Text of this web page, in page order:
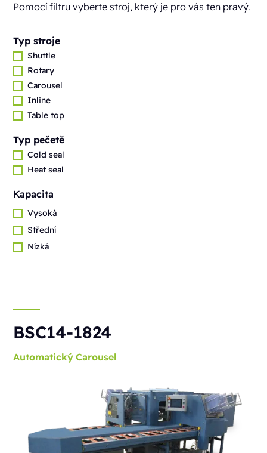
Pomocí filtru vyberte stroj, který je pro vás ten pravý.
Typ stroje
Shuttle
Rotary
Carousel
Inline
Table top
Typ pečetě
Cold seal
Heat seal
Kapacita
Vysoká
Střední
Nízká
BSC14-1824
Automatický Carousel